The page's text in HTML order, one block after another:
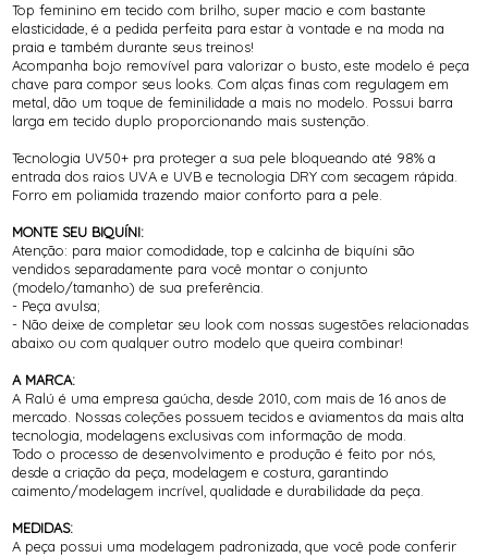
Top feminino em tecido com brilho, super macio e com bastante
elasticidade, é a pedida perfeita para estar à vontade e na moda na
praia e também durante seus treinos!
Acompanha bojo removível para valorizar o busto, este modelo é peça
chave para compor seus looks. Com alças finas com regulagem em
metal, dão um toque de feminilidade a mais no modelo. Possui barra
larga em tecido duplo proporcionando mais sustenção.
Tecnologia UV50+ pra proteger a sua pele bloqueando até 98% a
entrada dos raios UVA e UVB e tecnologia DRY com secagem rápida.
Forro em poliamida trazendo maior conforto para a pele.
MONTE SEU BIQUÍNI:
Atenção: para maior comodidade, top e calcinha de biquíni são
vendidos separadamente para você montar o conjunto
(modelo/tamanho) de sua preferência.
- Peça avulsa;
- Não deixe de completar seu look com nossas sugestões relacionadas
abaixo ou com qualquer outro modelo que queira combinar!
A MARCA:
A Ralú é uma empresa gaúcha, desde 2010, com mais de 16 anos de
mercado. Nossas coleções possuem tecidos e aviamentos da mais alta
tecnologia, modelagens exclusivas com informação de moda.
Todo o processo de desenvolvimento e produção é feito por nós,
desde a criação da peça, modelagem e costura, garantindo
caimento/modelagem incrível, qualidade e durabilidade da peça.
MEDIDAS:
A peça possui uma modelagem padronizada, que você pode conferir